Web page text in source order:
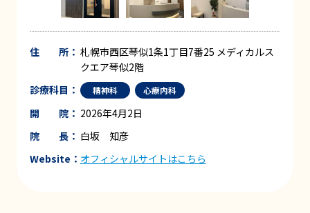
住 所： 札幌市西区琴似1条1丁目7番25 メディカルス
クエア琴似2階
診療科目：
精神科 心療内科
開 院： 2026年4月2日
院 長： 白坂 知彦
Website： オフィシャルサイトはこちら